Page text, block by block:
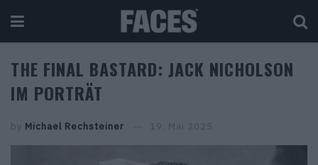
THE FINAL BASTARD: JACK NICHOLSON
IM PORTRÄT
by Michael Rechsteiner 19. Mai 2025